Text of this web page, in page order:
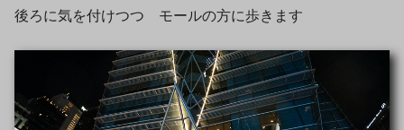
後ろに気を付けつつ モールの方に歩きます